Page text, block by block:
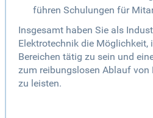
führen Schulungen für
Insgesamt haben Sie als
Elektrotechnik die Möglichkeit,
Bereichen tätig zu sein und
zum reibungslosen Ablauf von
zu leisten.